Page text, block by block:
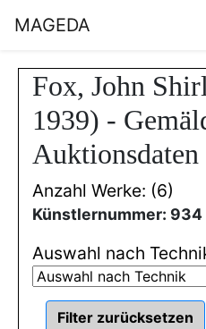
MAGEDA
Fox, John
1939) -
Auktionsdaten
Anzahl Werke: (6)
Künstlernummer: 934
Auswahl nach